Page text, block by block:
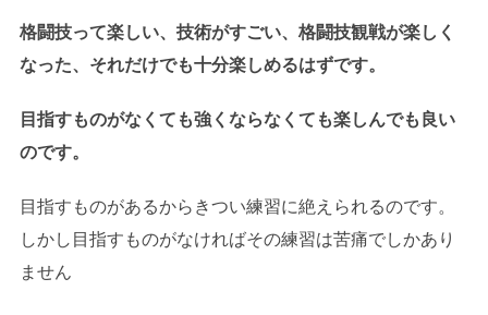
格闘技って楽しい、技術がすごい、格闘技観戦が楽しく
なった、それだけでも十分楽しめるはずです。
目指すものがなくても強くならなくても楽しんでも良い
のです。
目指すものがあるからきつい練習に絶えられるのです。
しかし目指すものがなければその練習は苦痛でしかあり
ません